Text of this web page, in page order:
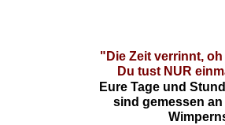
"Die Zeit verrinnt,
Du tust NUR
Eure Tage und
sind gemessen